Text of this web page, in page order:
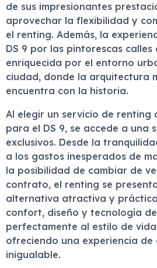
de sus impresionantes
aprovechar la flexibilidad y
el renting. Además, la
DS 9 por las pintorescas calles
enriquecida por el entorno
ciudad, donde la arquitectura
encuentra con la historia.
Al elegir un servicio de renting
para el DS 9, se accede a una
exclusivos. Desde la
a los gastos inesperados de
la posibilidad de cambiar de
contrato, el renting se
alternativa atractiva y
confort, diseño y tecnología
perfectamente al estilo de
ofreciendo una experiencia de
inigualable.